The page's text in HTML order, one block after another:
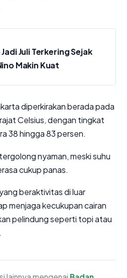
Juli Terkering Sejak
Makin Kuat
diperkirakan berada pada
Celsius, dengan tingkat
38 hingga 83 persen.
nyaman, meski suhu
cukup panas.
beraktivitas di luar
menjaga kecukupan cairan
pelindung seperti topi atau